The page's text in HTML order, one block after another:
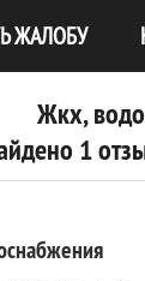
ЖАЛОБУ
Жкх,
1